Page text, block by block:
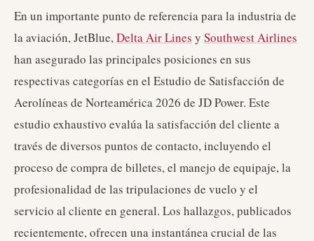
En un importante punto de referencia para la industria de
la aviación, JetBlue,Delta Air Lines y Southwest Airlines
han asegurado las principales posiciones en sus
respectivas categorías en el Estudio de Satisfacción de
Aerolíneas de Norteamérica 2026 de JD Power. Este
estudio exhaustivo evalúa la satisfacción del cliente a
través de diversos puntos de contacto, incluyendo el
proceso de compra de billetes, el manejo de equipaje, la
profesionalidad de las tripulaciones de vuelo y el
servicio al cliente en general. Los hallazgos, publicados
recientemente, ofrecen una instantánea crucial de las